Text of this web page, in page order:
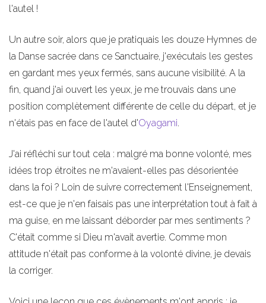
l'autel !
Un autre soir, alors que je pratiquais les douze Hymnes de
la Danse sacrée dans ce Sanctuaire, j'exécutais les gestes
en gardant mes yeux fermés, sans aucune visibilité. A la
fin, quand j'ai ouvert les yeux, je me trouvais dans une
position complètement différente de celle du départ, et je
n'étais pas en face de l'autel d'Oyagami.
J'ai réfléchi sur tout cela : malgré ma bonne volonté, mes
idées trop étroites ne m'avaient-elles pas désorientée
dans la foi ? Loin de suivre correctement l'Enseignement,
est-ce que je n'en faisais pas une interprétation tout à fait à
ma guise, en me laissant déborder par mes sentiments ?
C'était comme si Dieu m'avait avertie. Comme mon
attitude n'était pas conforme à la volonté divine, je devais
la corriger.